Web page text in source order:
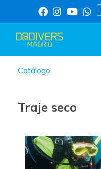
Catálogo
Traje seco